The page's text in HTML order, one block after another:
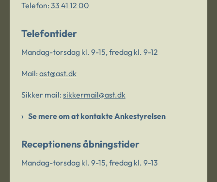
Telefon: 33 41 12 00
Telefontider
Mandag-torsdag kl. 9-15, fredag kl. 9-12
Mail: ast@ast.dk
Sikker mail: sikkermail@ast.dk
Se mere om at kontakte Ankestyrelsen
Receptionens åbningstider
Mandag-torsdag kl. 9-15, fredag kl. 9-13